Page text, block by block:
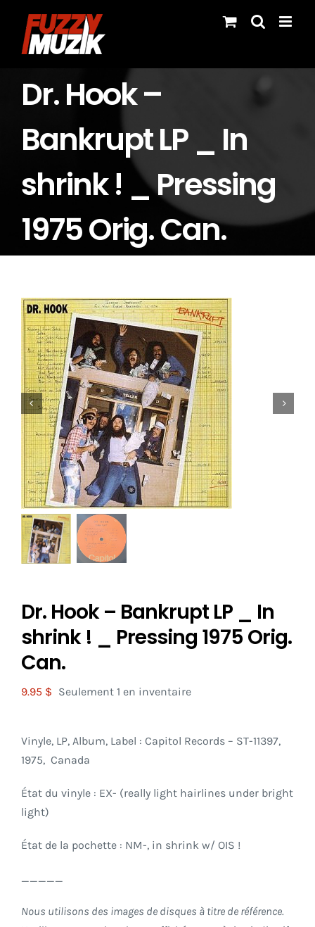
content
Dr. Hook –
Bankrupt LP _ In
shrink ! _ Pressing
1975 Orig. Can.
Dr. Hook – Bankrupt LP _ In
shrink ! _ Pressing 1975 Orig.
Can.
9.95 $ Seulement 1 en inventaire
Vinyle, LP, Album, Label : Capitol Records – ST-11397,
1975, Canada
État du vinyle : EX- (really light hairlines under bright
light)
État de la pochette : NM-, in shrink w/ OIS !
_____
Nous utilisons des images de disques à titre de référence.